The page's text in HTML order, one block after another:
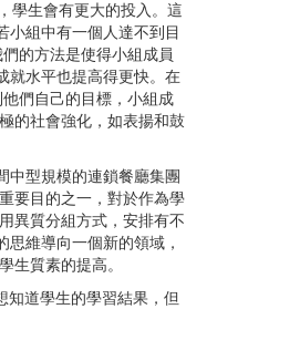
學生會有更大的投入。這
小組中有一個人達不到目
的方法是使得小組成員
就水平也提高得更快。在
們自己的目標，小組成
的社會強化，如表揚和鼓
型規模的連鎖餐廳集團
要目的之一，對於作為學
異質分組方式，安排有不
維導向一個新的領域，
生質素的提高。
道學生的學習結果，但